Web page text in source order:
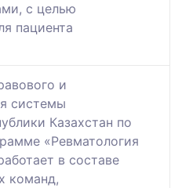
с целью
пациента
и
системы
Казахстан по
«Ревматология
в составе
команд,